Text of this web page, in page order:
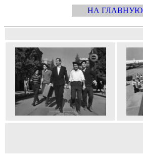
НА ГЛАВНУЮ